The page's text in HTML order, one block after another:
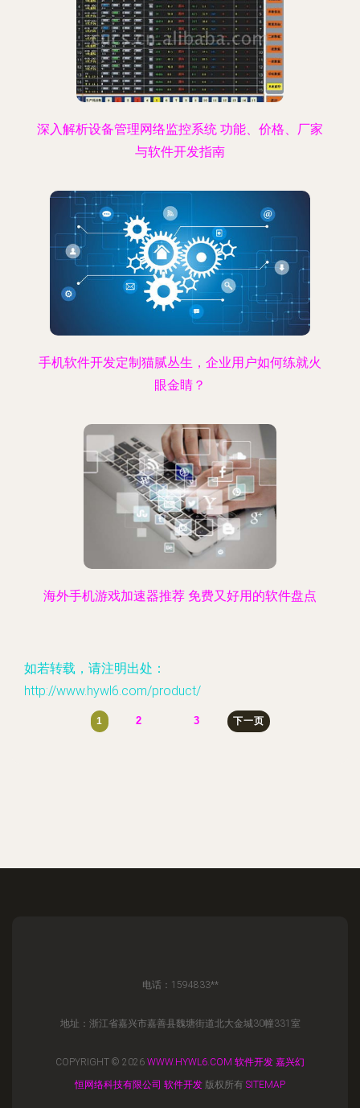
深入解析设备管理网络监控系统 功能、价格、厂家
与软件开发指南
手机软件开发定制猫腻丛生，企业用户如何练就火
眼金睛？
海外手机游戏加速器推荐 免费又好用的软件盘点
如若转载，请注明出处：
http://www.hywl6.com/product/
1 2 3 下一页
电话：1594833**
地址：浙江省嘉兴市嘉善县魏塘街道北大金城30幢331室
COPYRIGHT © 2026 WWW.HYWL6.COM 软件开发 嘉兴幻
恒网络科技有限公司 软件开发 版权所有 SITEMAP